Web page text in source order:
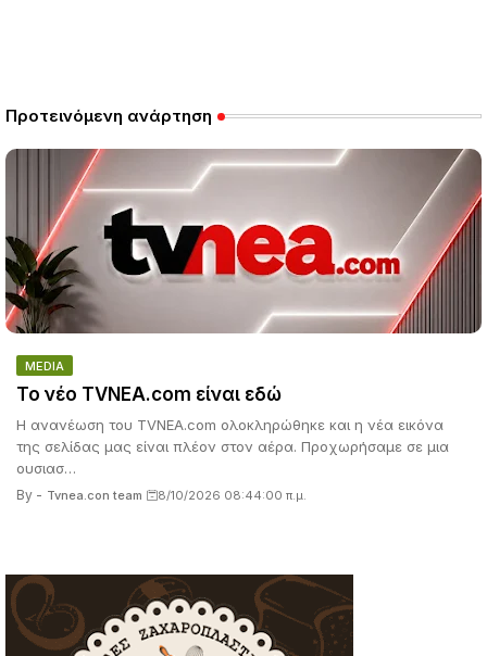
Προτεινόμενη ανάρτηση
MEDIA
Το νέο TVNEA.com είναι εδώ
Η ανανέωση του TVNEA.com ολοκληρώθηκε και η νέα εικόνα
της σελίδας μας είναι πλέον στον αέρα. Προχωρήσαμε σε μια
ουσιασ…
By - Tvnea.con team 8/10/2026 08:44:00 π.μ.